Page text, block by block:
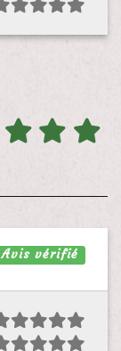
Avis vérifié